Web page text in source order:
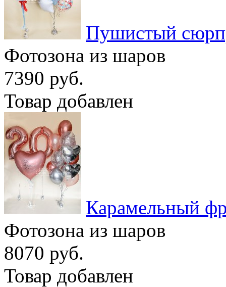
Пушистый
Фотозона из шаров
7390 руб.
Товар добавлен
Карамельный
Фотозона из шаров
8070 руб.
Товар добавлен